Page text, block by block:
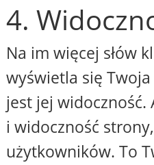
4.
Na im więcej słów
wyświetla się
jest jej widoczność.
i widoczność
użytkowników. To